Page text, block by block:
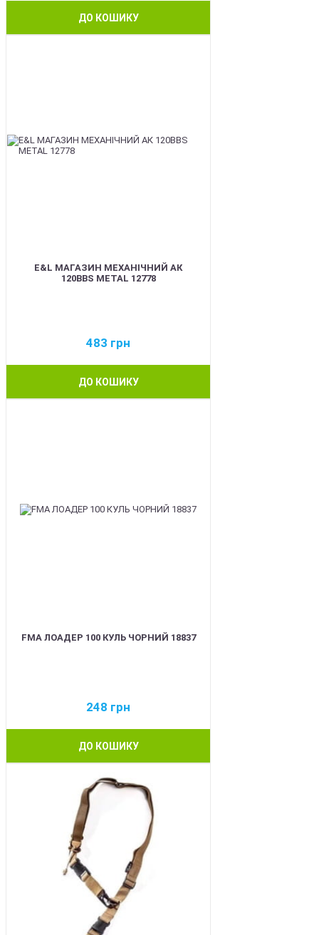
ДО КОШИКУ
E&L МАГАЗИН МЕХАНІЧНИЙ АК
120BBS METAL 12778
483 грн
ДО КОШИКУ
FMA ЛОАДЕР 100 КУЛЬ ЧОРНИЙ 18837
248 грн
ДО КОШИКУ